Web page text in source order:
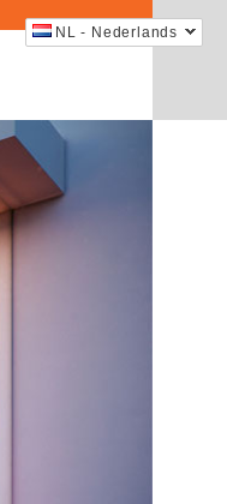
NL - Nederlands